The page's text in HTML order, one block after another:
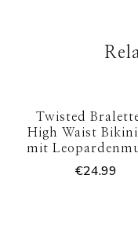
Twisted
High Waist
mit
€24.99